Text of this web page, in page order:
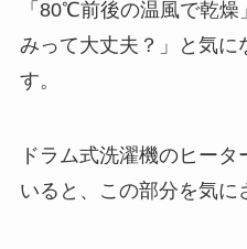
「80℃前後の温風で乾
みって大丈夫？」と気に
す。
ドラム式洗濯機のヒー
いると、この部分を気に